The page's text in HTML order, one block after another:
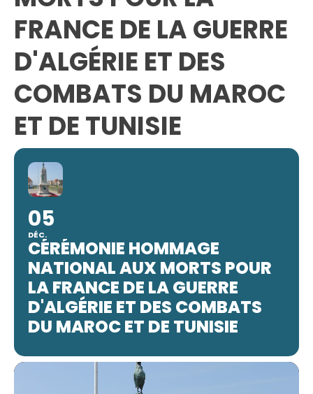
FRANCE DE LA GUERRE
D'ALGÉRIE ET DES
COMBATS DU MAROC
ET DE TUNISIE
05
DÉC.
CÉRÉMONIE HOMMAGE
NATIONAL AUX MORTS POUR
LA FRANCE DE LA GUERRE
D'ALGÉRIE ET DES COMBATS
DU MAROC ET DE TUNISIE